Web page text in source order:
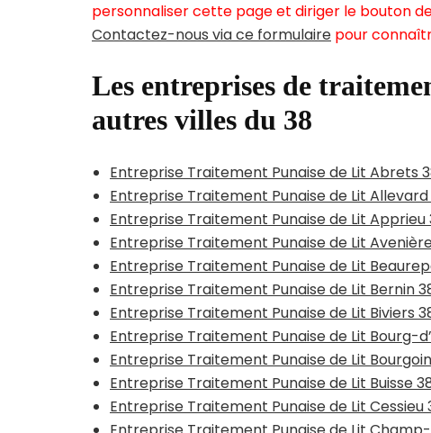
personnaliser cette page et diriger le bouton
Contactez-nous via ce formulaire pour
Les entreprises de
autres villes du 38
Entreprise Traitement Punaise de Lit Abrets
Entreprise Traitement Punaise de Lit
Entreprise Traitement Punaise de Lit Apprieu
Entreprise Traitement Punaise de Lit
Entreprise Traitement Punaise de Lit
Entreprise Traitement Punaise de Lit Bernin
Entreprise Traitement Punaise de Lit Biviers
Entreprise Traitement Punaise de Lit Bourg-
Entreprise Traitement Punaise de Lit
Entreprise Traitement Punaise de Lit Buisse
Entreprise Traitement Punaise de Lit Cessieu